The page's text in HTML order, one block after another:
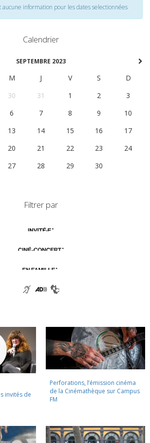
aucune information pour les dates selectionnées
Calendrier
SEPTEMBRE 2023
M J V S
D
30 31 1 2
3
6 7 8 9
10
13 14 15 16
17
20 21 22 23
24
27 28 29 30
Filtrer par
invités de
Perforations, l’émission cinéma
de la Cinémathèque sur Campus
FM